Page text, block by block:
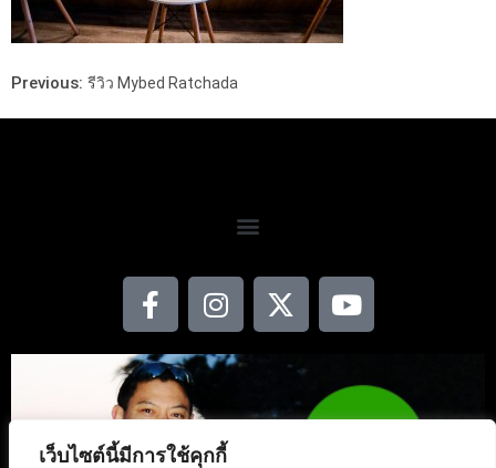
เว็บไซต์นี้มีการใช้คุกกี้
Previous: รีวิว Mybed Ratchada